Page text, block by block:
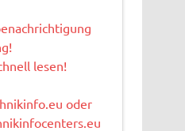
lesen!
oder